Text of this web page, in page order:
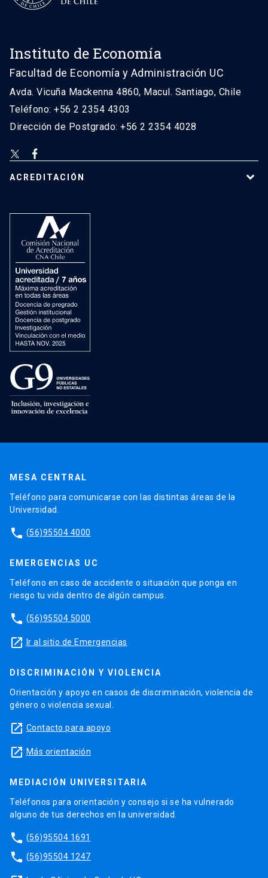
Instituto de Economía
Facultad de Economía y Administración UC
Avda. Vicuña Mackenna 4860, Macul. Santiago, Chile
Teléfono: +56 2 2354 4303
Dirección de Postgrado: +56 2 2354 4028
ACREDITACIÓN
MESA CENTRAL
Teléfono para comunicarse con las distintas áreas de la
Universidad.
phone (56)95504 4000
EMERGENCIAS UC
Teléfono en caso de accidente o situación que ponga en
riesgo tu vida dentro de algún campus.
phone (56)95504 5000
launch Ir al sitio de Emergencias
DISCRIMINACIÓN Y VIOLENCIA
Orientación y apoyo en casos de discriminación, violencia de
género o violencia sexual.
launch Contacto para apoyo
launch Más orientación
MEDIACIÓN UNIVERSITARIA
Teléfonos para orientación y consejo si se ha vulnerado
alguno de tus derechos en la universidad.
phone (56)95504 1691
phone (56)95504 1247